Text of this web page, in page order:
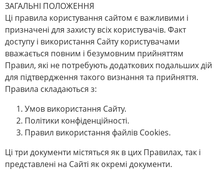
ЗАГАЛЬНІ ПОЛОЖЕННЯ
Ці правила користування сайтом є важливими і
призначені для захисту всіх користувачів. Факт
доступу і використання Сайту користувачами
вважається повним і безумовним прийняттям
Правил, які не потребують додаткових подальших дій
для підтвердження такого визнання та прийняття.
Правила складаються з:
Умов використання Сайту.
Політики конфіденційності.
Правил використання файлів Cookies.
Ці три документи містяться як в цих Правилах, так і
представлені на Сайті як окремі документи.